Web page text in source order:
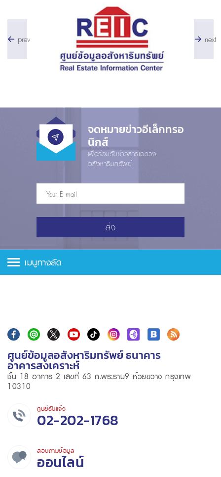
prev next
จดหมายข่าวอีเล็กทรอ
นิกส์
เพื่อร่วมรับข่าวสารแวดวง
อสังหาริมทรัพย์
ส่ง
เมนูทางลัด
ศูนย์ข้อมูลอสังหาริมทรัพย์ ธนาคาร
อาคารสงเคราะห์
ชั้น 18 อาคาร 2 เลขที่ 63 ถ.พระราม9 ห้วยขวาง กรุงเทพ
10310
ศูนย์รับแจ้ง
02-202-1768
สอบถามข้อมูล
ออนไลน์